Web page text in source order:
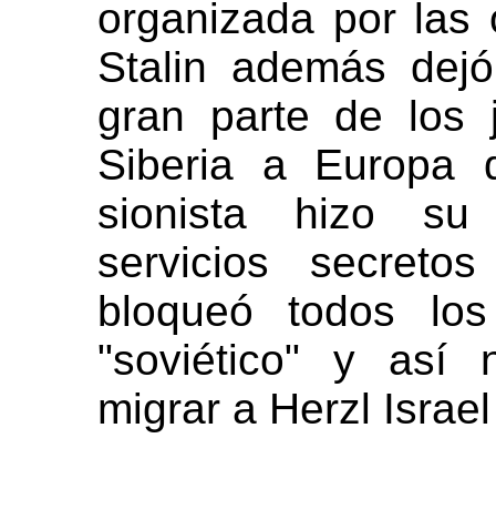
organizada por las
Stalin además
gran parte de los
Siberia a Europa
sionista hizo su
servicios
bloqueó todos
"soviético" y así
migrar a Herzl